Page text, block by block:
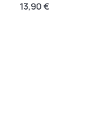
13,90€